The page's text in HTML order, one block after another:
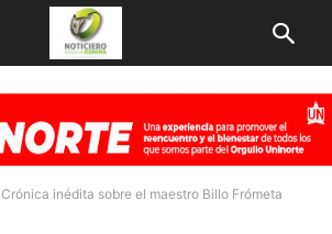
Crónica inédita sobre el maestro Billo Frómeta